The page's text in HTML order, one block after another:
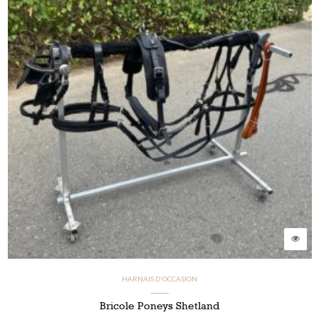
HARNAIS D'OCCASION
Bricole Poneys Shetland